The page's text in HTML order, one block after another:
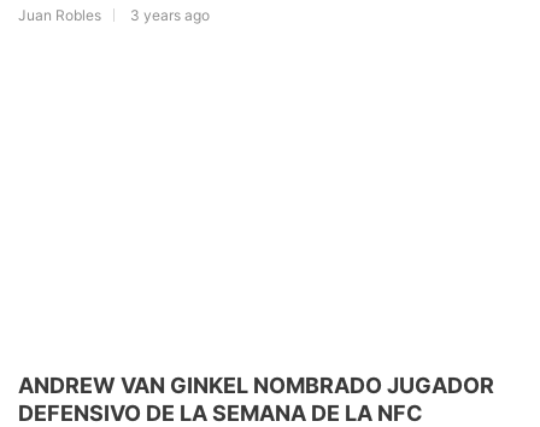
Juan Robles 3 years ago
ANDREW VAN GINKEL NOMBRADO JUGADOR
DEFENSIVO DE LA SEMANA DE LA NFC